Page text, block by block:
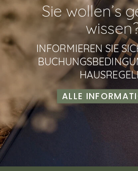
Sie wollen’s
INFORMIEREN SIE
ALLE